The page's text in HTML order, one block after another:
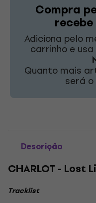
Compra
Adiciona pelo
carrinho e
Quanto mais
será
Descrição
CHARLOT - Lost
Tracklist